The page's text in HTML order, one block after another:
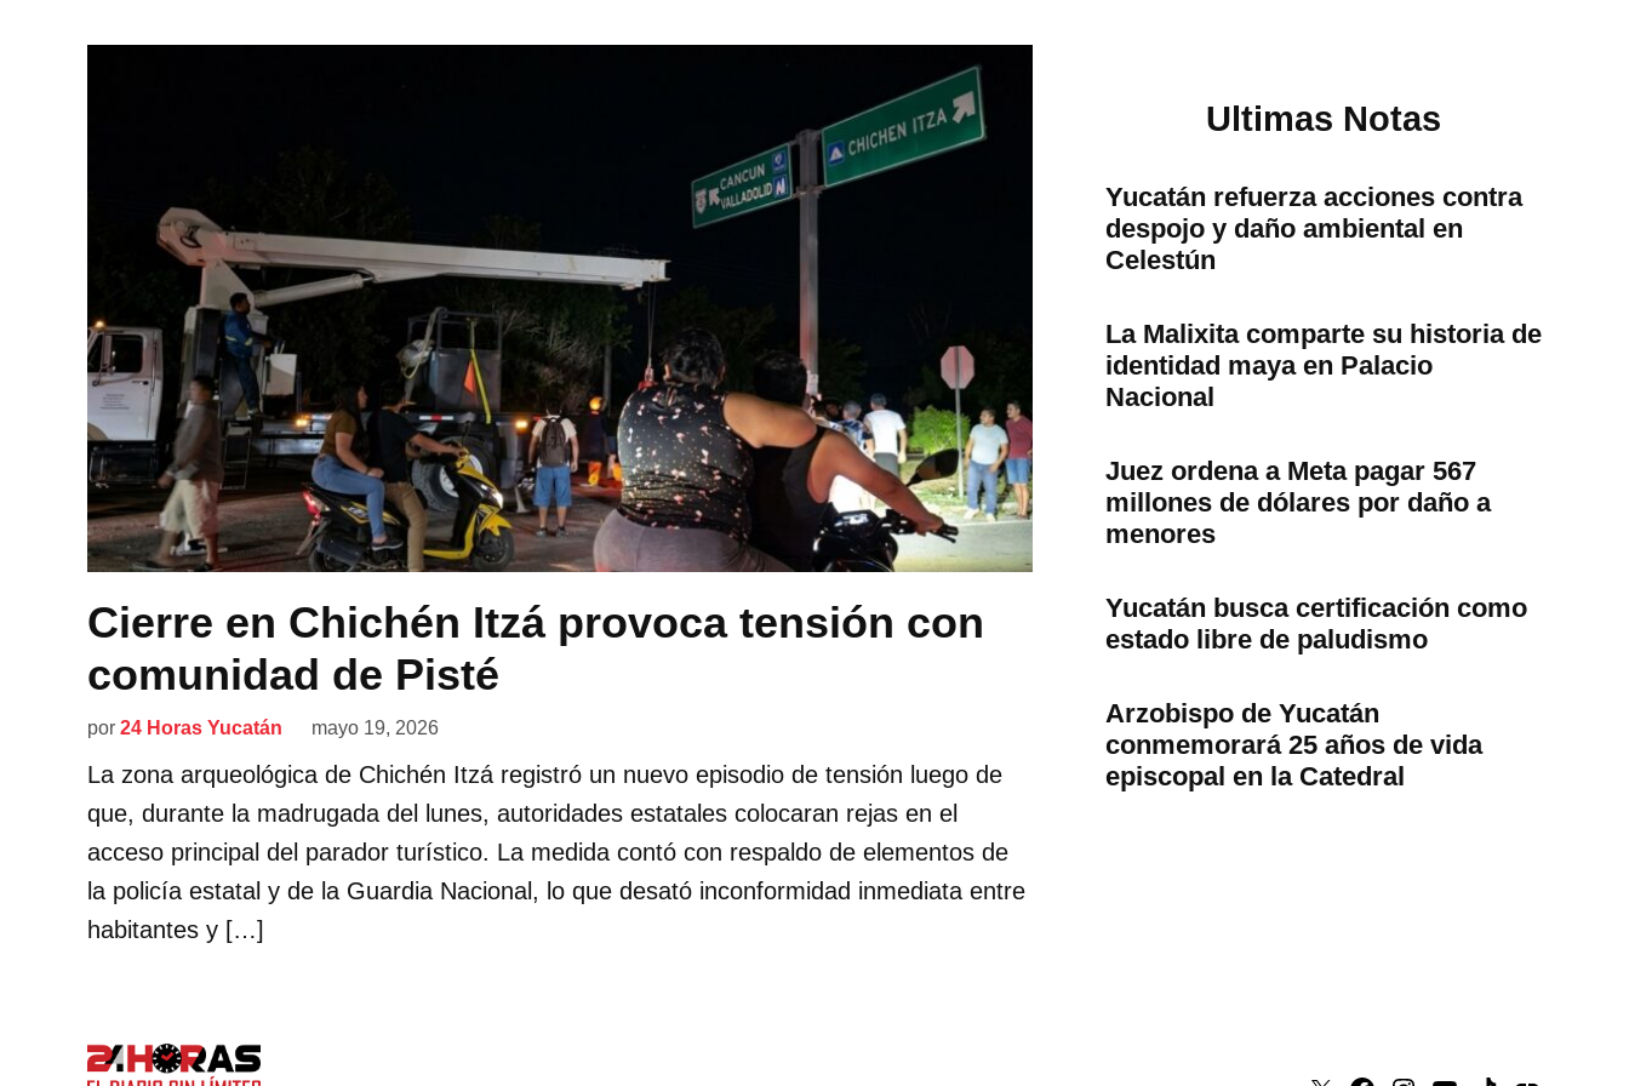
Cierre en Chichén Itzá provoca tensión con
comunidad de Pisté
por 24 Horas Yucatán mayo 19, 2026
La zona arqueológica de Chichén Itzá registró un nuevo episodio de tensión luego de
que, durante la madrugada del lunes, autoridades estatales colocaran rejas en el
acceso principal del parador turístico. La medida contó con respaldo de elementos de
la policía estatal y de la Guardia Nacional, lo que desató inconformidad inmediata entre
habitantes y […]
Ultimas Notas
Yucatán refuerza acciones contra
despojo y daño ambiental en
Celestún
La Malixita comparte su historia de
identidad maya en Palacio
Nacional
Juez ordena a Meta pagar 567
millones de dólares por daño a
menores
Yucatán busca certificación como
estado libre de paludismo
Arzobispo de Yucatán
conmemorará 25 años de vida
episcopal en la Catedral